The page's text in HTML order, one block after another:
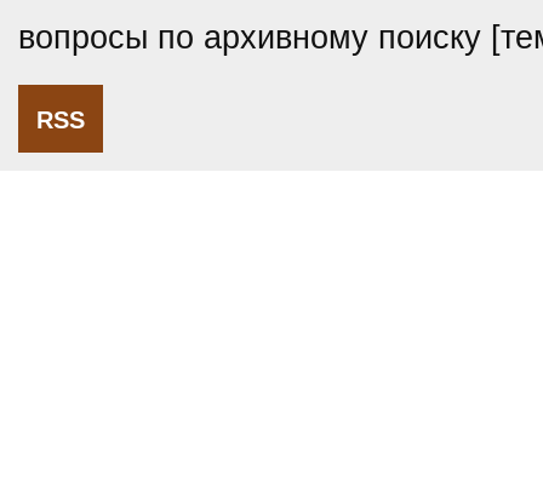
вопросы по архивному поиску
RSS